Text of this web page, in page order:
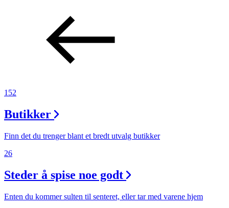
Åpningstider
152
Butikker
Finn det du trenger blant et bredt utvalg butikker
26
Steder å spise noe godt
Enten du kommer sulten til senteret, eller tar med varene hjem